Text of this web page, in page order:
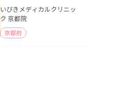
いびきメディカルクリニッ
ク 京都院
京都府